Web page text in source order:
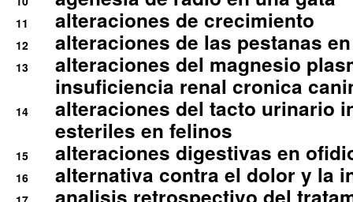
11 alteraciones de crecimiento
12 alteraciones de las pestanas
13
alteraciones del magnesio
insuficiencia renal cronica
14
alteraciones del tacto urinario
esteriles en felinos
15 alteraciones digestivas en
16 alternativa contra el dolor y la
analisis retrospectivo del